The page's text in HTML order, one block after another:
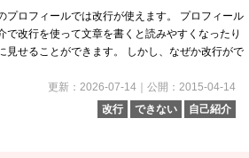
プロフィールでは改行が使えます。 プロフィール
で改行を使って文章を書くと読みやすくなったり
見せることができます。 しかし、なぜか改行がで
更新：2026-07-14｜公開：2015-04-14
改行
できない 自己紹介